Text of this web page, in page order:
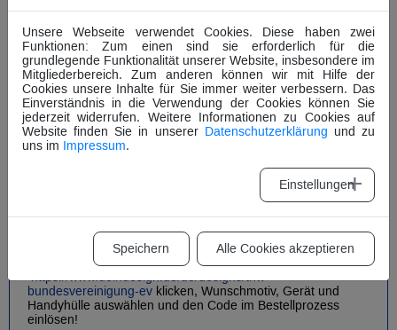
Fünf verschiedene Motive sind im Onlineshop erhältlich.
Zum Start der neuen Kooperation gibt es eine
Kennenlernaktion bis zum 31.10.2020!
Mit dem Code THW2020* gibt es 10% Rabatt auf die
Handyhülle! Einfach auf
https://www.deindesign.de/de/designs/thw-
bundesvereinigung-ev klicken, Wunschmotiv, Gerät und
Handyhülle auswählen und den Code im Bestellprozess
einlösen!
Unsere Webseite verwendet Cookies. Diese haben zwei
Funktionen: Zum einen sind sie erforderlich für die
grundlegende Funktionalität unserer Website, insbesondere im
Mitgliederbereich. Zum anderen können wir mit Hilfe der
Cookies unsere Inhalte für Sie immer weiter verbessern. Das
Einverständnis in die Verwendung der Cookies können Sie
jederzeit widerrufen. Weitere Informationen zu Cookies auf
Website finden Sie in unserer Datenschutzerklärung und zu
uns im Impressum.
Einstellungen
Speichern Alle Cookies akzeptieren